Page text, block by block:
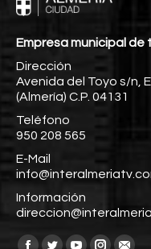
Empresa municipal
Dirección
Avenida del Toyo s/n,
(Almería) C.P. 04131
Teléfono
950 208 565
E-Mail
Información
Encuéntranos en: